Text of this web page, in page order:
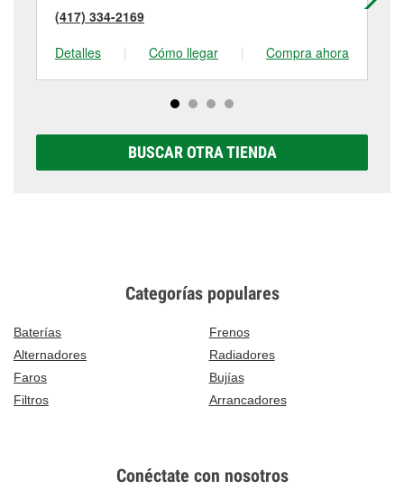
(417) 334-2169
Detalles
| Cómo llegar | Compra ahora
BUSCAR OTRA TIENDA
Categorías populares
Baterías
Frenos
Alternadores
Radiadores
Faros
Bujías
Filtros
Arrancadores
Conéctate con nosotros